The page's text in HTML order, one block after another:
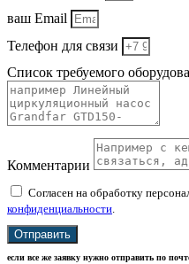
ваш Email
Телефон для связи
Список требуемого
Комментарии
Согласен на обработку
конфиденциальности.
Отправить
если все же заявку нужно отправить по